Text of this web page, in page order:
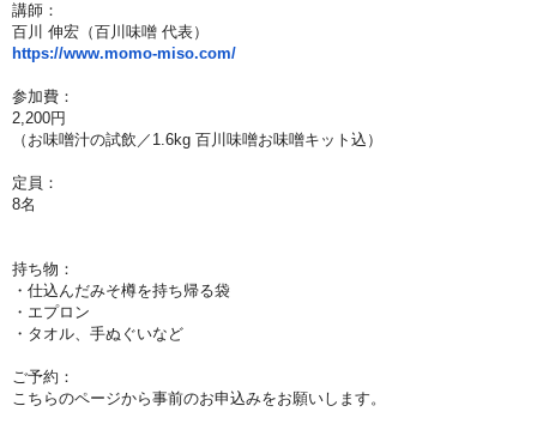
講師：
百川 伸宏（百川味噌 代表）
https://www.momo-miso.com/
参加費：
2,200円
（お味噌汁の試飲／1.6kg 百川味噌お味噌キット込）
定員：
8名
持ち物：
・仕込んだみそ樽を持ち帰る袋
・エプロン
・タオル、手ぬぐいなど
ご予約：
こちらのページから事前のお申込みをお願いします。